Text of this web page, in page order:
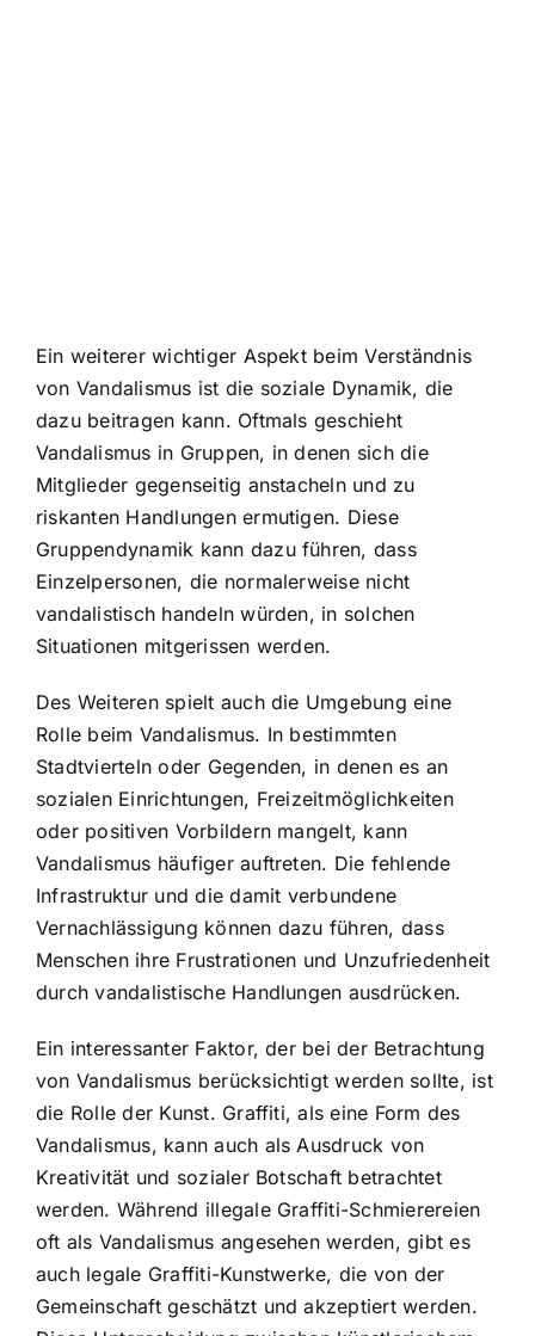
Ein weiterer wichtiger Aspekt beim Verständnis
von Vandalismus ist die soziale Dynamik, die
dazu beitragen kann. Oftmals geschieht
Vandalismus in Gruppen, in denen sich die
Mitglieder gegenseitig anstacheln und zu
riskanten Handlungen ermutigen. Diese
Gruppendynamik kann dazu führen, dass
Einzelpersonen, die normalerweise nicht
vandalistisch handeln würden, in solchen
Situationen mitgerissen werden.
Des Weiteren spielt auch die Umgebung eine
Rolle beim Vandalismus. In bestimmten
Stadtvierteln oder Gegenden, in denen es an
sozialen Einrichtungen, Freizeitmöglichkeiten
oder positiven Vorbildern mangelt, kann
Vandalismus häufiger auftreten. Die fehlende
Infrastruktur und die damit verbundene
Vernachlässigung können dazu führen, dass
Menschen ihre Frustrationen und Unzufriedenheit
durch vandalistische Handlungen ausdrücken.
Ein interessanter Faktor, der bei der Betrachtung
von Vandalismus berücksichtigt werden sollte, ist
die Rolle der Kunst. Graffiti, als eine Form des
Vandalismus, kann auch als Ausdruck von
Kreativität und sozialer Botschaft betrachtet
werden. Während illegale Graffiti-Schmierereien
oft als Vandalismus angesehen werden, gibt es
auch legale Graffiti-Kunstwerke, die von der
Gemeinschaft geschätzt und akzeptiert werden.